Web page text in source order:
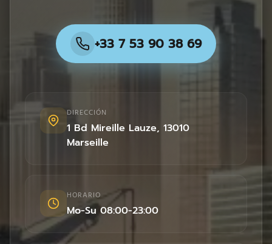
+33 7 53 90 38 69
DIRECCIÓN
1 Bd Mireille Lauze, 13010
Marseille
HORARIO
Mo-Su 08:00-23:00